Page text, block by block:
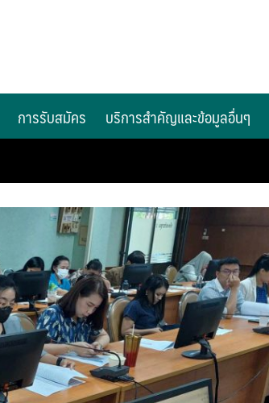
การรับสมัคร บริการสำคัญและข้อมูลอื่นๆ